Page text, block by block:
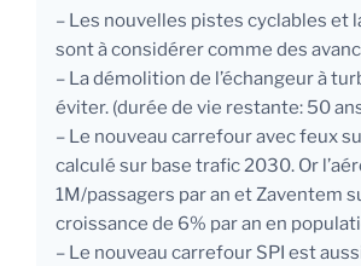
– Les nouvelles pistes cyclables et
sont à considérer comme des
– La démolition de l’échangeur à
éviter. (durée de vie restante: 50
– Le nouveau carrefour avec feux
calculé sur base trafic 2030. Or
1M/passagers par an et Zaventem
croissance de 6% par an en
– Le nouveau carrefour SPI est